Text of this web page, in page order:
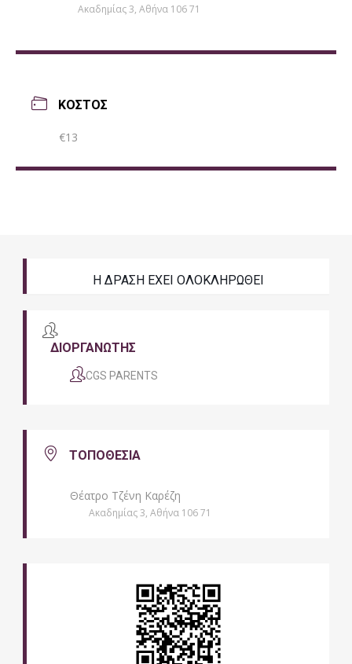
Ακαδημίας 3, Αθήνα 106 71
ΚΟΣΤΟΣ
€13
Η ΔΡΑΣΗ ΕΧΕΙ ΟΛΟΚΛΗΡΩΘΕΙ
ΔΙΟΡΓΑΝΩΤΗΣ
CGS PARENTS
ΤΟΠΟΘΕΣΙΑ
Θέατρο Τζένη Καρέζη
Ακαδημίας 3, Αθήνα 106 71